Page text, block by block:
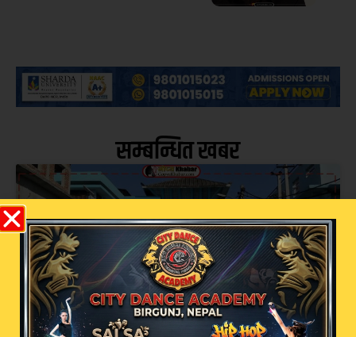
सम्बन्धित खबर